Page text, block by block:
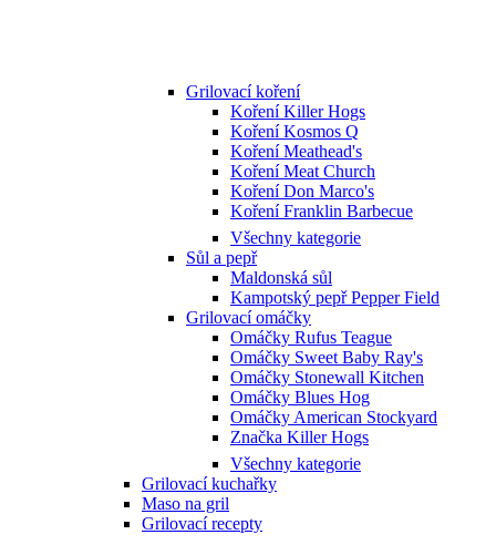
Grilovací koření
Koření Killer Hogs
Koření Kosmos Q
Koření Meathead's
Koření Meat Church
Koření Don Marco's
Koření Franklin Barbecue
Všechny kategorie
Sůl a pepř
Maldonská sůl
Kampotský pepř Pepper Field
Grilovací omáčky
Omáčky Rufus Teague
Omáčky Sweet Baby Ray's
Omáčky Stonewall Kitchen
Omáčky Blues Hog
Omáčky American Stockyard
Značka Killer Hogs
Všechny kategorie
Grilovací kuchařky
Maso na gril
Grilovací recepty